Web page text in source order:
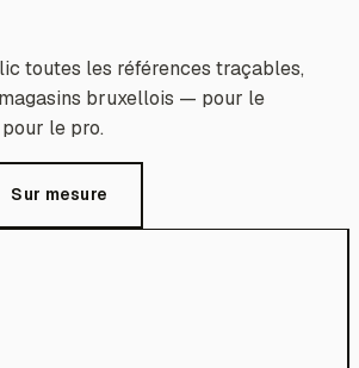
toutes les références traçables,
bruxellois — pour le
le pro.
Sur mesure